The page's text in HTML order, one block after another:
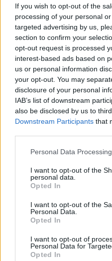
If you wish to opt-out of the
processing of your personal
targeted advertising by us,
section to confirm your
opt-out request is processed
interest-based ads based on
us or personal information
your opt-out. You may
disclosure of your personal
IAB’s list of downstream
also be disclosed by us to
Downstream Participants that
Please note that this website/
not limited to your visit or
grant or deny consent to
use your data for below
consent section.
Personal Data
I want to opt-out of the
personal data.
Opted In
I want to opt-out of the
Personal Data.
Opted In
I want to opt-out of
Personal Data for
Opted In